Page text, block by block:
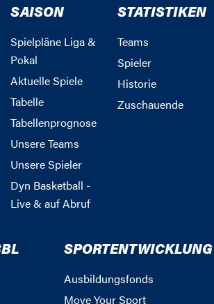
SAISON
Spielpläne Liga &
Pokal
Aktuelle Spiele
Tabelle
Tabellenprognose
Unsere Teams
Unsere Spieler
Dyn Basketball -
Live & auf Abruf
STATISTIKEN
Teams
Spieler
Historie
Zuschauende
SPORTENTWICKLUNG
Ausbildungsfonds
Move Your Sport